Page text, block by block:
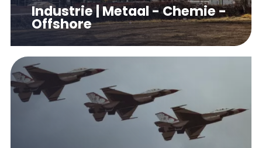
Industrie | Metaal - Chemie -
Offshore